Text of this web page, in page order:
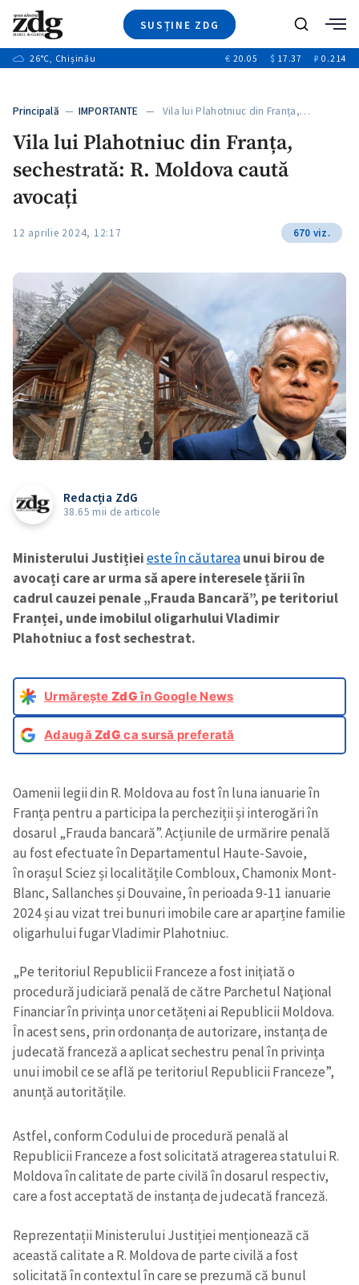
SUSȚINE ZDG
Ştiri
+8
Video
Special
+1
Caută
26°C, Chișinău € 20.05 $ 17.37 ₽ 0.214
Principală — IMPORTANTE — Vila lui Plahotniuc din Franța,…
Vila lui Plahotniuc din Franța,
sechestrată: R. Moldova caută
avocați
12 aprilie 2024, 12:17 670 viz.
Redacția ZdG
38.65 mii de articole
Ministerului Justițieieste în căutareaunui birou de
avocați care ar urma să apere interesele țării în
cadrul cauzei penale „Frauda Bancară”, pe teritoriul
Franței, unde imobilul oligarhului Vladimir
Plahotniuc a fost sechestrat.
Urmărește ZdGîn Google News
AdaugăZdG ca sursă preferată
Oamenii legii din R. Moldova au fost în luna ianuarie în
Franța pentru a participa la percheziții și interogări în
dosarul „Frauda bancară”. Acțiunile de urmărire penală
au fost efectuate în Departamentul Haute-Savoie,
în orașul Sciez și localitățile Combloux, Chamonix Mont-
Blanc, Sallanches și Douvaine, în perioada 9-11 ianuarie
2024 și au vizat trei bunuri imobile care ar aparține familie
oligarhului fugar Vladimir Plahotniuc.
„Pe teritoriul Republicii Franceze a fost iniţiată o
procedură judiciară penală de către Parchetul Naţional
Financiar în privința unor cetățeni ai Republicii Moldova.
În acest sens, prin ordonanța de autorizare, instanța de
judecată franceză a aplicat sechestru penal în privința
unui imobil ce se află pe teritoriul Republicii Franceze”,
anunță autoritățile.
Astfel, conform Codului de procedură penală al
Republicii Franceze a fost solicitată atragerea statului R.
Moldova în calitate de parte civilă în dosarul respectiv,
care a fost acceptată de instanța de judecată franceză.
Reprezentații Ministerului Justiției menționează că
această calitate a R. Moldova de parte civilă a fost
solicitată în contextul în care se prezumă că bunul